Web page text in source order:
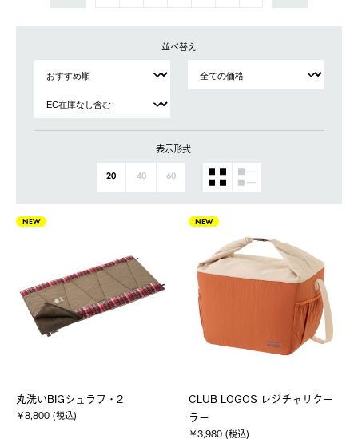
並べ替え
表示形式
20 40 60
NEW
丸洗いBIGシュラフ・2
￥8,800 (税込)
NEW
CLUB LOGOS レジチャリクー
ラー
￥3,980 (税込)